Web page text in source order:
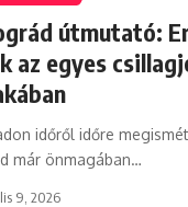
útmutató:
az egyes
időről időre
már önmagában…
9, 2026